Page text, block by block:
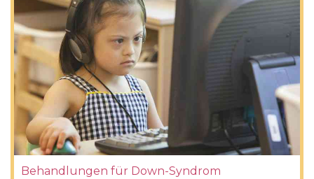
Behandlungen für Down-Syndrom